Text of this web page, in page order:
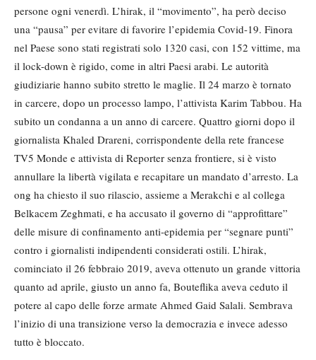
persone ogni venerdì. L’hirak, il “movimento”, ha però deciso
una “pausa” per evitare di favorire l’epidemia Covid-19. Finora
nel Paese sono stati registrati solo 1320 casi, con 152 vittime, ma
il lock-down è rigido, come in altri Paesi arabi. Le autorità
giudiziarie hanno subito stretto le maglie. Il 24 marzo è tornato
in carcere, dopo un processo lampo, l’attivista Karim Tabbou. Ha
subito un condanna a un anno di carcere. Quattro giorni dopo il
giornalista Khaled Drareni, corrispondente della rete francese
TV5 Monde e attivista di Reporter senza frontiere, si è visto
annullare la libertà vigilata e recapitare un mandato d’arresto. La
ong ha chiesto il suo rilascio, assieme a Merakchi e al collega
Belkacem Zeghmati, e ha accusato il governo di “approfittare”
delle misure di confinamento anti-epidemia per “segnare punti”
contro i giornalisti indipendenti considerati ostili. L’hirak,
cominciato il 26 febbraio 2019, aveva ottenuto un grande vittoria
quanto ad aprile, giusto un anno fa, Bouteflika aveva ceduto il
potere al capo delle forze armate Ahmed Gaid Salali. Sembrava
l’inizio di una transizione verso la democrazia e invece adesso
tutto è bloccato.